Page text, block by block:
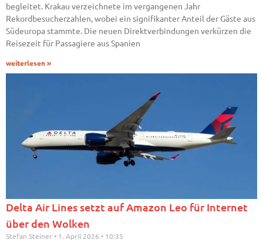
begleitet. Krakau verzeichnete im vergangenen Jahr
Rekordbesucherzahlen, wobei ein signifikanter Anteil der Gäste aus
Südeuropa stammte. Die neuen Direktverbindungen verkürzen die
Reisezeit für Passagiere aus Spanien
weiterlesen »
Delta Air Lines setzt auf Amazon Leo für Internet
über den Wolken
Stefan Steiner 1. April 2026 10:35